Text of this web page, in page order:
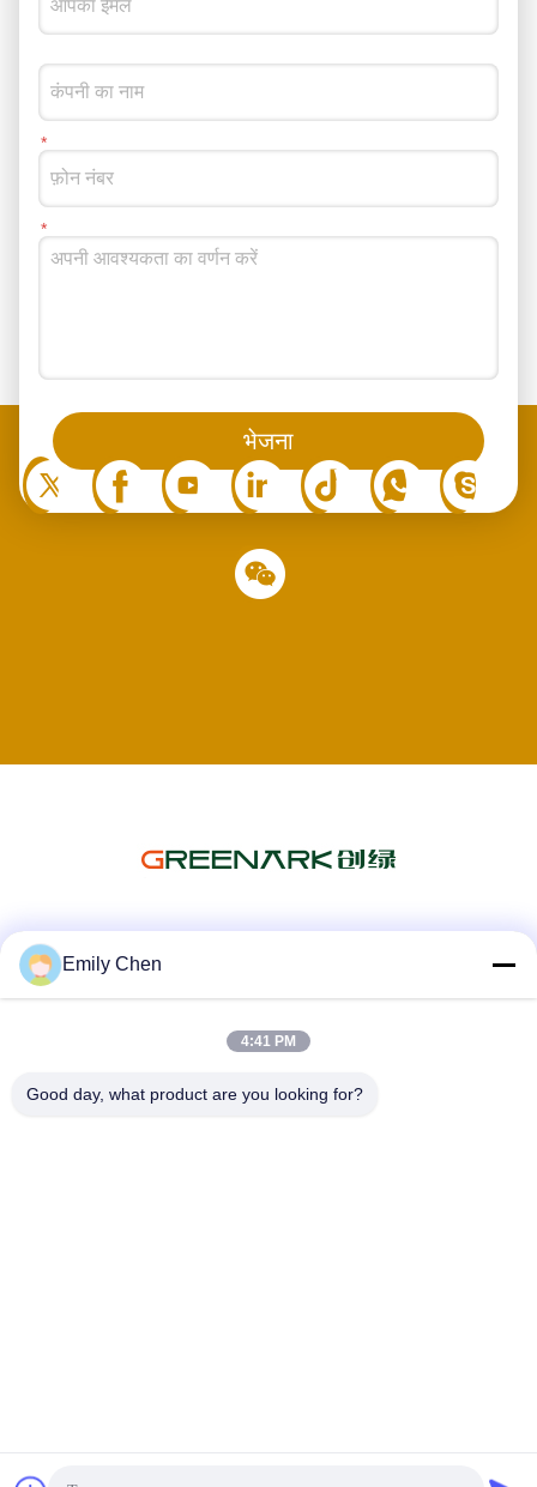
भेजना
आप हमें सोशल मीडिया पर भी फॉलो कर सकते हैं
टेलीफोन
Emily Chen
4:41 PM
Good day, what product are you looking for?